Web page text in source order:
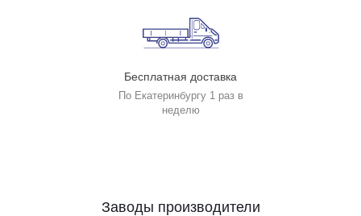
Бесплатная доставка
По Екатеринбургу 1 раз в
неделю
Заводы производители